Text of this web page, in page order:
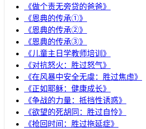
《做个责无旁贷的爸爸》
《恩典的传承①》
《恩典的传承②》
《恩典的传承③》
《儿童主日学教师培训》
《对抗怒火：胜过怒气》
《在风暴中安全无虞：胜过焦虑》
《正如耶稣：健康成长》
《争战的力量：抵挡性诱惑》
《欲望的死胡同：胜过自怜》
《抢回时间：胜过拖延症》